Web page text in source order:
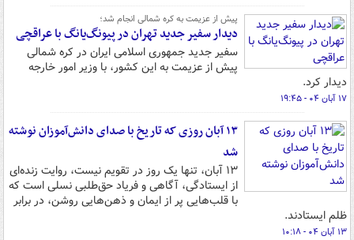
پیش از عزیمت به کره شمالی انجام شد؛
دیدار سفیر جدید تهران در پیونگ‌یانگ با عراقچی
سفیر جدید جمهوری اسلامی ایران در کره شمالی
پیش از عزیمت به این کشور، با وزیر امور خارجه
دیدار کرد.
۱۷ آبان ۰۴ - ۱۹:۴۵
۱۳ آبان روزی که تاریخ با صدای دانش‌آموزان نوشته
شد
۱۳ آبان، تنها یک روز در تقویم نیست، روایت زنده‌ای‌
از ایستادگی، آگاهی و فریاد حق‌طلبی نسلی است که
با قلب‌هایی پر از ایمان و ذهن‌هایی روشن، در برابر
ظلم ایستادند.
۱۳ آبان ۰۴ - ۱۰:۱۸